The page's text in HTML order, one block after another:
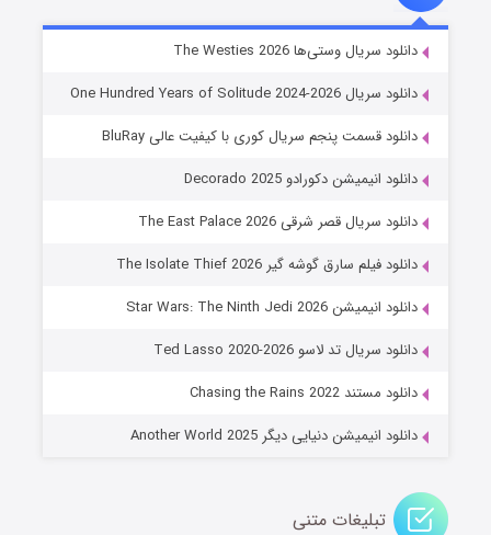
خاندان اژدها فصل ۳
قسمت۱۴ (زیرنویس) منتشر شد
دانلود سریال وستی‌ها The Westies 2026
دانلود سریال One Hundred Years of Solitude 2024-2026
دانلود قسمت پنجم سریال کوری با کیفیت عالی BluRay
دانلود انیمیشن دکورادو Decorado 2025
دانلود سریال قصر شرقی The East Palace 2026
دانلود فیلم سارق گوشه گیر The Isolate Thief 2026
دانلود انیمیشن Star Wars: The Ninth Jedi 2026
دانلود سریال تد لاسو Ted Lasso 2020-2026
دانلود مستند Chasing the Rains 2022
دانلود انیمیشن دنیایی دیگر Another World 2025
تبلیغات متنی